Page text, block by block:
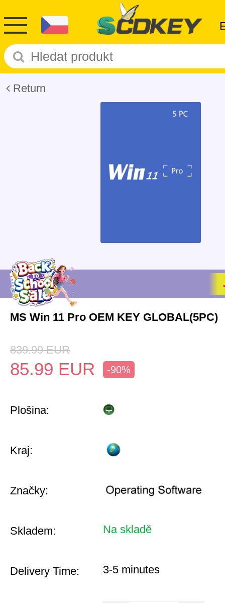
Return
MS Win 11 Pro OEM KEY GLOBAL(5PC)
839.99 EUR
85.99 EUR -90%
Plošina:
Kraj:
Značky:
Skladem: Na skladě
Delivery Time: 3-5 minutes